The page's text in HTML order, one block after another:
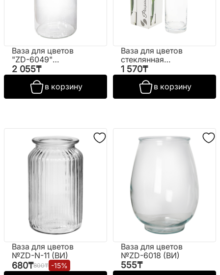
Ваза для цветов
"ZD-6049"
(прозрачный)
(ВИ)
2 055₸
в корзину
Ваза для цветов
стеклянная
№43767
1 570₸
в корзину
Ваза для цветов
№ZD-N-11 (ВИ)
680₸800₸ -15%
Ваза для цветов
№ZD-6018 (ВИ)
555₸